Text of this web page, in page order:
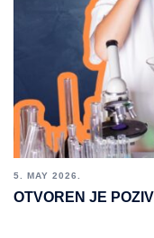
5. MAY 2026.
OTVOREN JE